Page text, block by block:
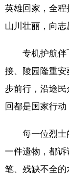
英雄回家，全程
山川壮丽，向
专机护航伴
接、陵园隆重
步前行，沿途
回都是国家行动
每一位烈士
一件遗物，都
笔、残缺不全